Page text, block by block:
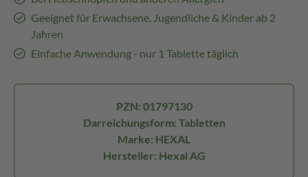
Geeignet für Erwachsene, Jugendliche & Kinder ab 2
Jahren
Einfache Anwendung - nur 1 Tablette täglich
PZN: 01797130
Darreichungsform: Tabletten
Marke: HEXAL
Hersteller: Hexal AG